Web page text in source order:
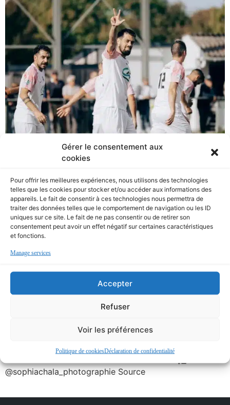
Gérer le consentement aux
cookies
Pour offrir les meilleures expériences, nous utilisons des technologies
telles que les cookies pour stocker et/ou accéder aux informations des
appareils. Le fait de consentir à ces technologies nous permettra de
traiter des données telles que le comportement de navigation ou les ID
uniques sur ce site. Le fait de ne pas consentir ou de retirer son
consentement peut avoir un effet négatif sur certaines caractéristiques
et fonctions.
Manage services
Accepter
Refuser
Voir les préférences
Politique de cookiesDéclaration de confidentialité
🖤🤍 RETOUR EN IMAGES SUR LA
VICTOIRE AU QUATRIÈME TOUR…
🖤🤍 Retour en images sur la victoire au quatrième tour
de Coupe de France. 🔜 Place au championnat, ce
@sophiachala_photographie Source